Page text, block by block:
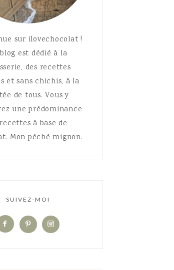
sur ilovechocolat !
est dédié à la
des recettes
et sans chichis, à la
de tous. Vous y
une prédominance
à base de
Mon péché mignon.
SUIVEZ-MOI